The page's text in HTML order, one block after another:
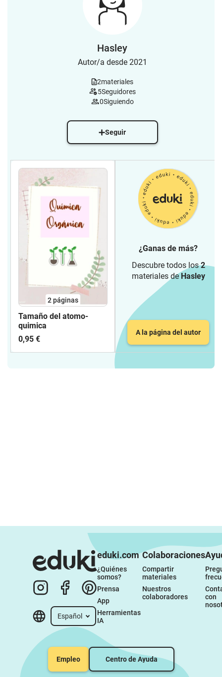
Hasley
Autor/a desde 2021
2materiales
5Seguidores
0Siguiendo
Seguir
2páginas
Tamaño del atomo-
quimica
0,95 €
¿Ganas de más?
Descubre todos los2
materiales deHasley
A la página del autor
Español
eduki.com
¿Quiénes
somos?
Prensa
App
Herramientas
IA
Colaboraciones
Compartir
materiales
Nuestros
colaboradores
con
Empleo Centro de Ayuda